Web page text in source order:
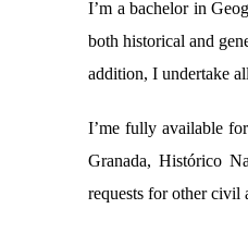
I’m a bachelor in
both historical and
addition, I undertake
I’me fully available
Granada, Histórico
requests for other civil